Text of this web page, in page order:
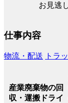
お見逃
仕事内容
物流・配送 トラ
産業廃棄物の回
収・運搬ドライ